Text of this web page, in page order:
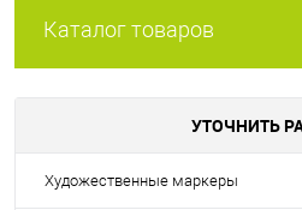
Каталог товаров
УТОЧНИТЬ
Художественные маркеры